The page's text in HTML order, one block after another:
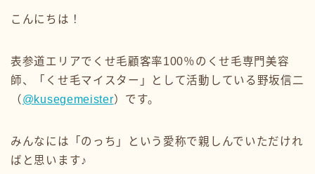
こんにちは！
表参道エリアでくせ毛顧客率100％のくせ毛専門美容
師、「くせ毛マイスター」として活動している野坂信二
（ @kusegemeister）です。
みんなには「のっち」という愛称で親しんでいただけれ
ばと思います♪